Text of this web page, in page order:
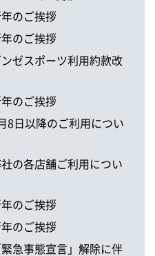
のご挨拶
のご挨拶
ゼスポーツ利用約款改
のご挨拶
8日以降のご利用につい
の各店舗ご利用につい
のご挨拶
のご挨拶
急事態宣言」解除に伴